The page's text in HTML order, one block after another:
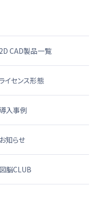
2D CAD製品一覧
イセンス形態
導入事例
お知らせ
図脳CLUB